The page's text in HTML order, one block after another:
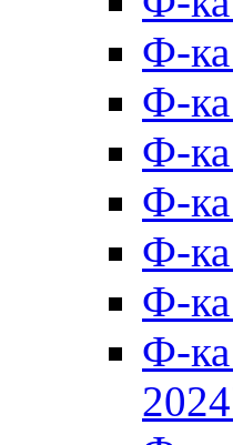
Ф-
Ф-
Ф-
Ф-
Ф-
Ф-
Ф-